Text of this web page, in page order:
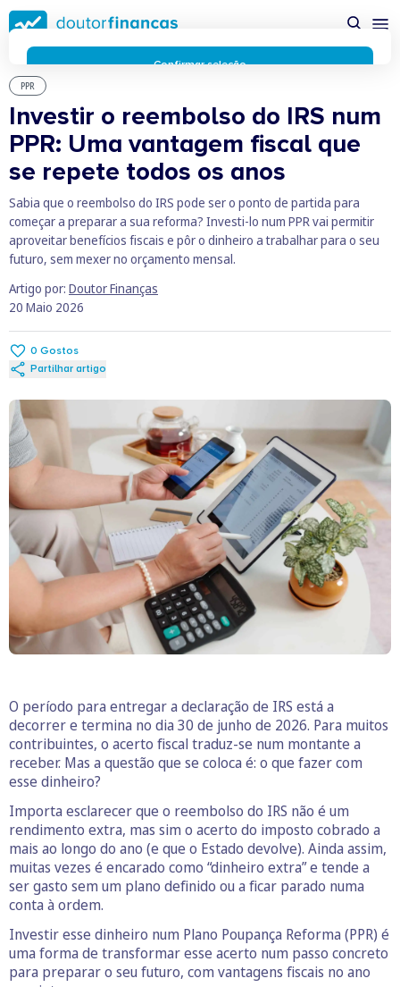
Saltar
para
conteúdo
principal
PPR
Investir o reembolso do IRS num
PPR: Uma vantagem fiscal que
se repete todos os anos
Sabia que o reembolso do IRS pode ser o ponto de partida para
começar a preparar a sua reforma? Investi-lo num PPR vai permitir
aproveitar benefícios fiscais e pôr o dinheiro a trabalhar para o seu
futuro, sem mexer no orçamento mensal.
Artigo por: Doutor Finanças
20 Maio 2026
0 Gostos
Partilhar artigo
O período para entregar a declaração de IRS está a
decorrer e termina no dia 30 de junho de 2026. Para muitos
contribuintes, o acerto fiscal traduz-se num montante a
receber. Mas a questão que se coloca é: o que fazer com
esse dinheiro?
Importa esclarecer que o reembolso do IRS não é um
rendimento extra, mas sim o acerto do imposto cobrado a
mais ao longo do ano (e que o Estado devolve). Ainda assim,
muitas vezes é encarado como “dinheiro extra” e tende a
ser gasto sem um plano definido ou a ficar parado numa
conta à ordem.
Investir esse dinheiro num Plano Poupança Reforma (PPR) é
uma forma de transformar esse acerto num passo concreto
para preparar o seu futuro, com vantagens fiscais no ano
possível enquanto utilizador do portal Doutor Finanças e
personalizar conteúdos e anúncios.
Saiba mais sobre as
funcionalidades dos cookiesaqui.
Respeitamos a sua privacidade e estamos comprometidos com
a transparência no uso de cookies no nosso website. Não
recolhemos, processamos ou armazenamos quaisquer dados
pessoais através de cookies durante a navegação normal no
nosso website.
Os cookies utilizados no nosso website são limitados a cookies
essenciais e funcionais que melhoram o desempenho do site e
a experiência do utilizador. Estes cookies não contêm
informações pessoalmente identificáveis e não rastreiam a
sua atividade fora do nosso site. Conheça a nossaPolítica de
Privacidade
O business.safety.google usa cookies da Google para oferecer
os respetivos serviços, melhorar a qualidade destes e analisar
Cookies estritamente necessários Sempre ativos
Cookies para estatística
Cookies para marketing e personalização
Confirmar seleção